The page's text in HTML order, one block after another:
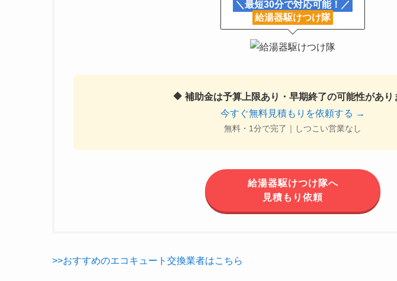
＼最短30分で対応可能！／
給湯器駆けつけ隊
🔶 補助金は予算上限あり・早期終了の可能性があり
今すぐ無料見積もりを依頼する →
無料・1分で完了｜しつこい営業なし
給湯器駆けつけ隊へ
見積もり依頼
>>おすすめのエコキュート交換業者はこちら